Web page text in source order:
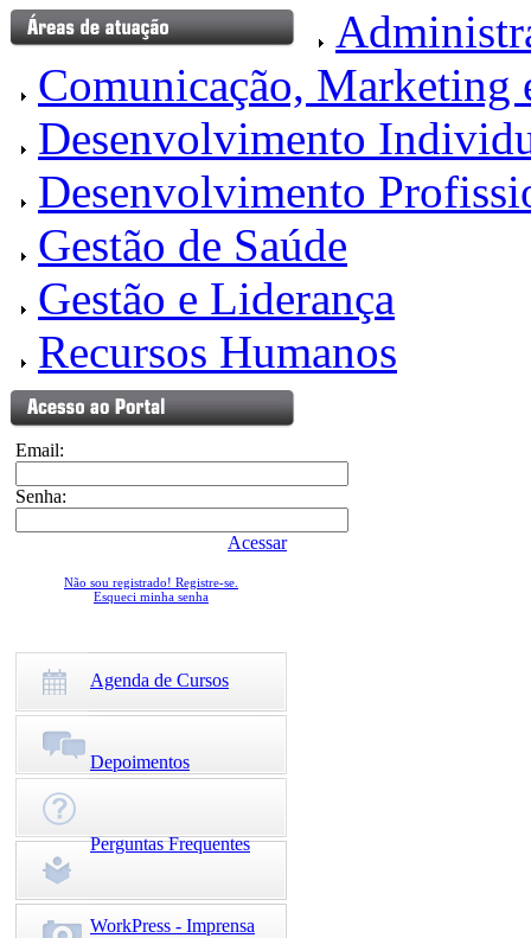
Comunicação, Marketing
Desenvolvimento
Desenvolvimento
Gestão de Saúde
Gestão e Liderança
Recursos Humanos
Email:
Senha:
Acessar
Não sou registrado! Registre-se.
Esqueci minha senha
Agenda de Cursos
Depoimentos
Perguntas Frequentes
WorkPress - Imprensa